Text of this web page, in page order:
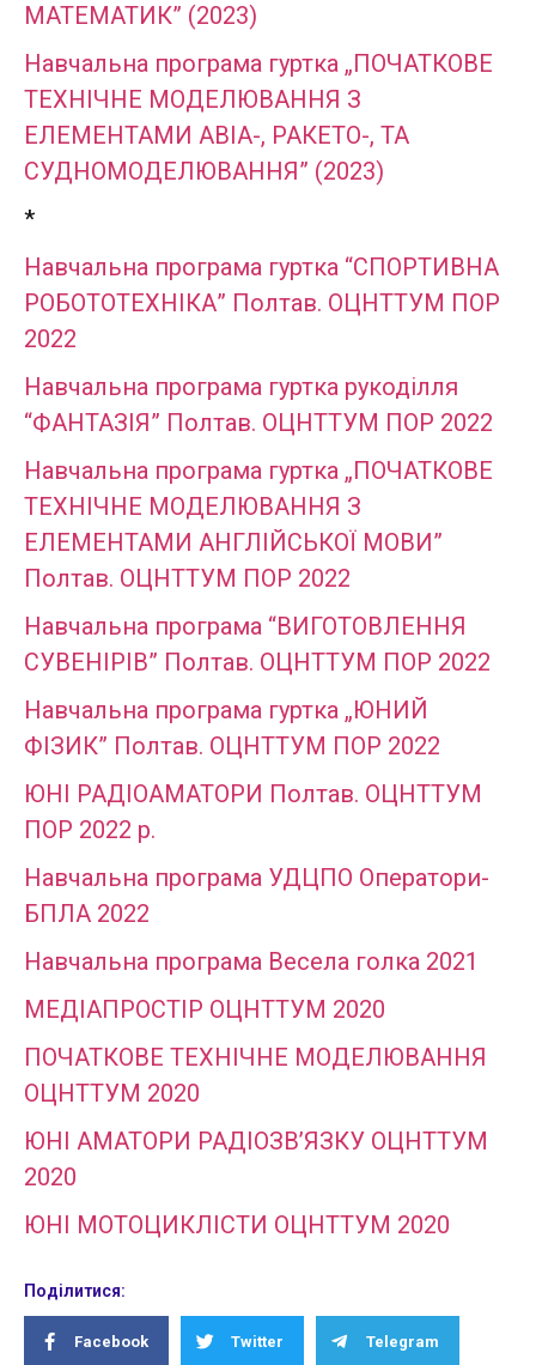
МАТЕМАТИК” (2023)
Навчальна програма гуртка „ПОЧАТКОВЕ
ТЕХНІЧНЕ МОДЕЛЮВАННЯ З
ЕЛЕМЕНТАМИ АВІА-, РАКЕТО-, ТА
СУДНОМОДЕЛЮВАННЯ” (2023)
*
Навчальна програма гуртка “СПОРТИВНА
РОБОТОТЕХНІКА” Полтав. ОЦНТТУМ ПОР
2022
Навчальна програма гуртка рукоділля
“ФАНТАЗІЯ” Полтав. ОЦНТТУМ ПОР 2022
Навчальна програма гуртка „ПОЧАТКОВЕ
ТЕХНІЧНЕ МОДЕЛЮВАННЯ З
ЕЛЕМЕНТАМИ АНГЛІЙСЬКОЇ МОВИ”
Полтав. ОЦНТТУМ ПОР 2022
Навчальна програма “ВИГОТОВЛЕННЯ
СУВЕНІРІВ” Полтав. ОЦНТТУМ ПОР 2022
Навчальна програма гуртка „ЮНИЙ
ФІЗИК” Полтав. ОЦНТТУМ ПОР 2022
ЮНІ РАДІОАМАТОРИ Полтав. ОЦНТТУМ
ПОР 2022 р.
Навчальна програма УДЦПО Оператори-
БПЛА 2022
Навчальна програма Весела голка 2021
МЕДІАПРОСТІР ОЦНТТУМ 2020
ПОЧАТКОВЕ ТЕХНІЧНЕ МОДЕЛЮВАННЯ
ОЦНТТУМ 2020
ЮНІ АМАТОРИ РАДІОЗВ’ЯЗКУ ОЦНТТУМ
2020
ЮНІ МОТОЦИКЛІСТИ ОЦНТТУМ 2020
Поділитися:
Facebook Twitter Telegram